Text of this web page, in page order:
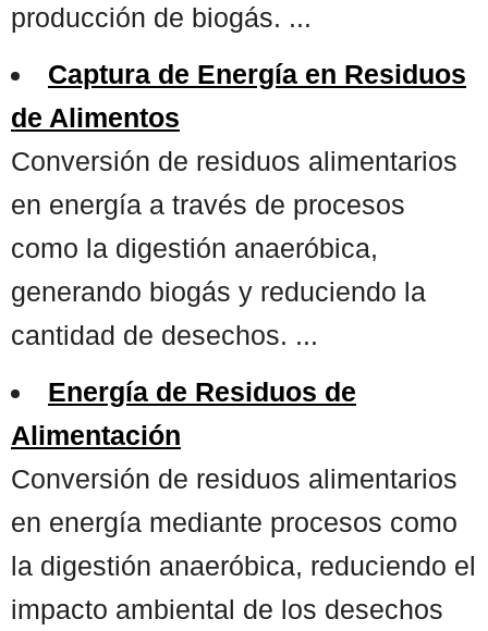
producción de biogás. ...
Captura de Energía en Residuos
de Alimentos
Conversión de residuos alimentarios
en energía a través de procesos
como la digestión anaeróbica,
generando biogás y reduciendo la
cantidad de desechos. ...
Energía de Residuos de
Alimentación
Conversión de residuos alimentarios
en energía mediante procesos como
la digestión anaeróbica, reduciendo el
impacto ambiental de los desechos